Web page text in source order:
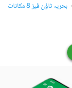
بحریہ ٹاؤن فیز 8 مکانات